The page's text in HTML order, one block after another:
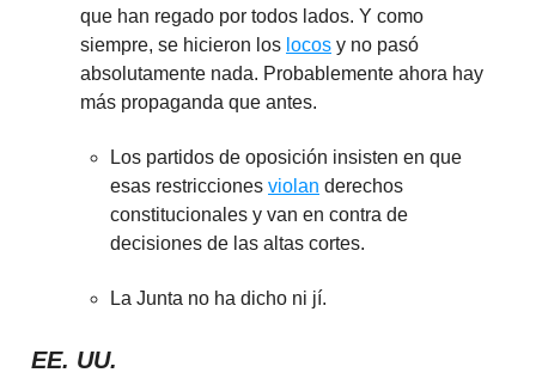
que han regado por todos lados. Y como
siempre, se hicieron los locos y no pasó
absolutamente nada. Probablemente ahora hay
más propaganda que antes.
Los partidos de oposición insisten en que
esas restricciones violan derechos
constitucionales y van en contra de
decisiones de las altas cortes.
La Junta no ha dicho ni jí.
EE. UU.